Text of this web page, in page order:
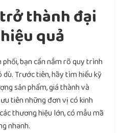
thành đại
quả
bạn cần nắm rõ quy trình
Trước tiên, hãy tìm hiểu kỹ
sản phẩm, giá thành và
tiên những đơn vị có kinh
thương hiệu lớn, có mẫu mã
nhanh.